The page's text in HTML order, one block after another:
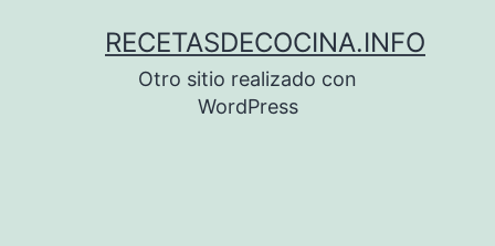
RECETASDECOCINA.INFO
Otro sitio realizado con
WordPress